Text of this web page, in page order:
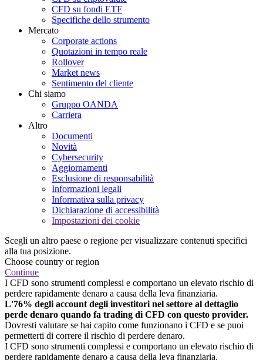
CFD su fondi ETF
Specifiche dello strumento
Mercato
Corporate actions
Quotazioni in tempo reale
Rollover
Market news
Sentimento del cliente
Chi siamo
Gruppo OANDA
Carriera
Altro
Documenti
Novità
Cybersecurity
Aggiornamenti
Esclusione di responsabilità
Informazioni legali
Informativa sulla privacy
Dichiarazione di accessibilità
Impostazioni dei cookie
Scegli un altro paese o regione per visualizzare contenuti specifici
alla tua posizione.
Choose country or region
Continue
I CFD sono strumenti complessi e comportano un elevato rischio di
perdere rapidamente denaro a causa della leva finanziaria.
L'76% degli account degli investitori nel settore al dettaglio
perde denaro quando fa trading di CFD con questo provider.
Dovresti valutare se hai capito come funzionano i CFD e se puoi
permetterti di correre il rischio di perdere denaro.
I CFD sono strumenti complessi e comportano un elevato rischio di
perdere rapidamente denaro a causa della leva finanziaria.